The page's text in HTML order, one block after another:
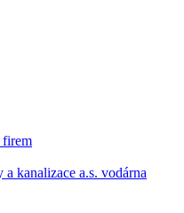
firem
kanalizace a.s. vodárna